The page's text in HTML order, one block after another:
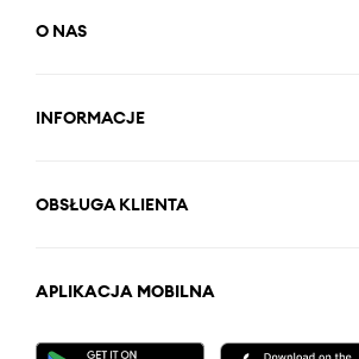
O NAS
INFORMACJE
OBSŁUGA KLIENTA
APLIKACJA MOBILNA